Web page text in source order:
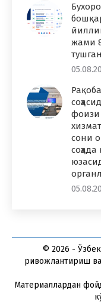
жами
тушган
фоизи
сони
© 2026 -
ривожлантириш
Материаллардан